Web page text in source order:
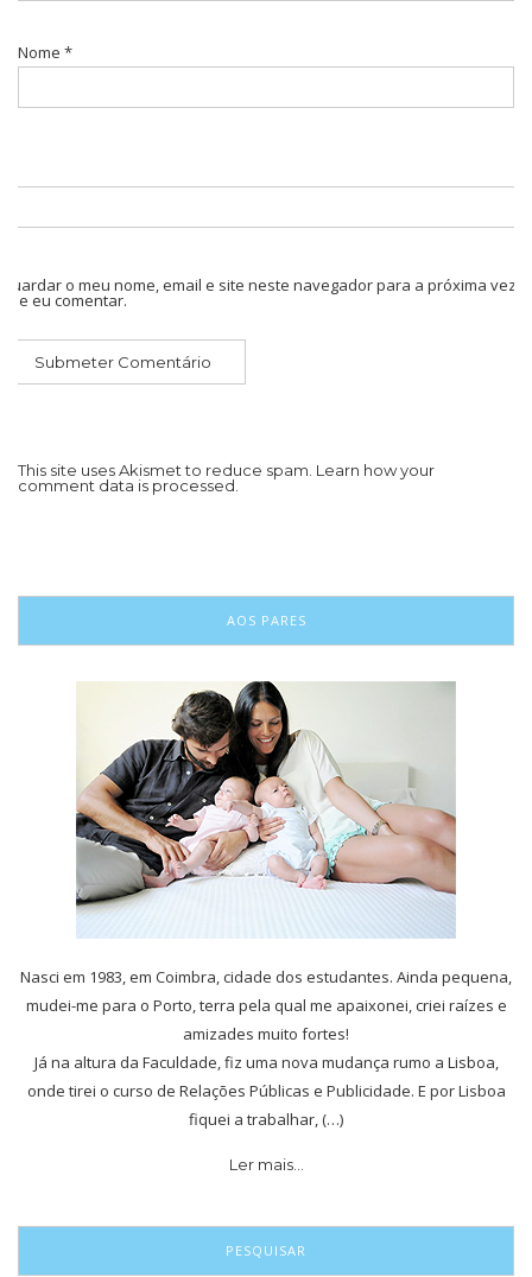
Nome *
Guardar o meu nome, email e site neste navegador para a próxima vez
que eu comentar.
This site uses Akismet to reduce spam. Learn how your
comment data is processed.
AOS PARES
Nasci em 1983, em Coimbra, cidade dos estudantes. Ainda pequena,
mudei-me para o Porto, terra pela qual me apaixonei, criei raízes e
amizades muito fortes!
Já na altura da Faculdade, fiz uma nova mudança rumo a Lisboa,
onde tirei o curso de Relações Públicas e Publicidade. E por Lisboa
fiquei a trabalhar, (…)
Ler mais…
PESQUISAR